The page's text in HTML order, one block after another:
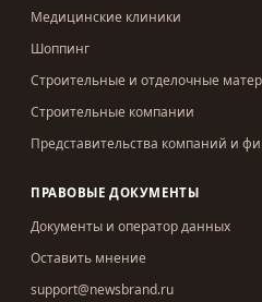
Медицинские клиники
Шоппинг
Строительные и отделочные
Строительные компании
Представительства компаний и
ПРАВОВЫЕ ДОКУМЕНТЫ
Документы и оператор данных
Оставить мнение
support@newsbrand.ru